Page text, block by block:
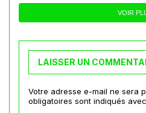
VOIR
LAISSER UN
Votre adresse e-mail ne sera
obligatoires sont indiqués avec